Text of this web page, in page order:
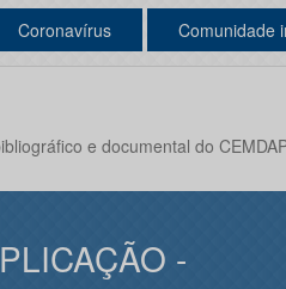
Coronavírus Comunidade
e documental do
-